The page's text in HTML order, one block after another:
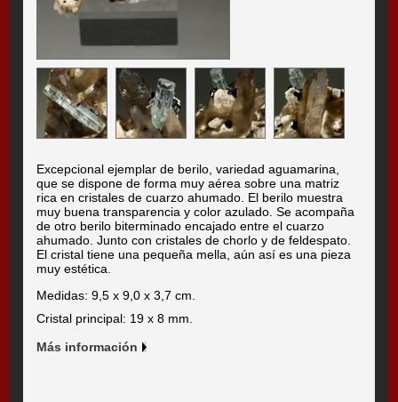
Excepcional ejemplar de berilo, variedad aguamarina,
que se dispone de forma muy aérea sobre una matriz
rica en cristales de cuarzo ahumado. El berilo muestra
muy buena transparencia y color azulado. Se acompaña
de otro berilo biterminado encajado entre el cuarzo
ahumado. Junto con cristales de chorlo y de feldespato.
El cristal tiene una pequeña mella, aún así es una pieza
muy estética.
Medidas: 9,5 x 9,0 x 3,7 cm.
Cristal principal: 19 x 8 mm.
Más información